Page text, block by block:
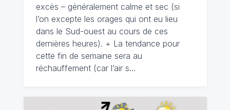
excès – généralement calme et sec (si
l’on excepte les orages qui ont eu lieu
dans le Sud-ouest au cours de ces
dernières heures). + La tendance pour
cette fin de semaine sera au
réchauffement (car l’air s…